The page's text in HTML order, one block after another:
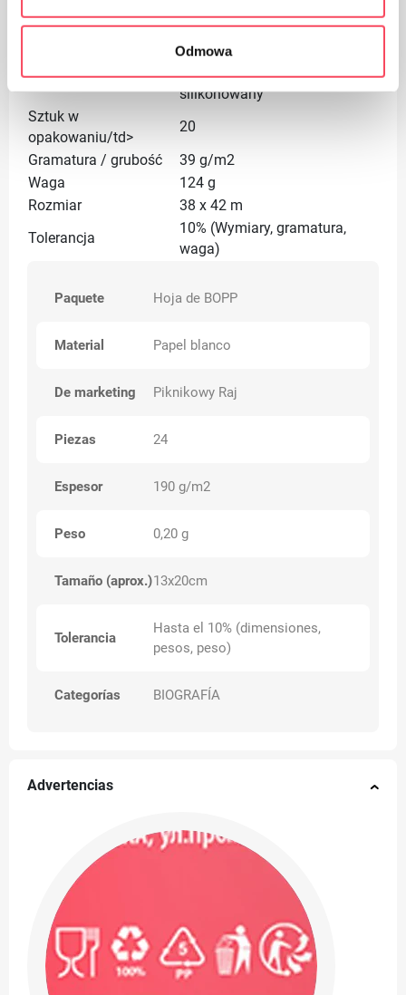
Odmowa
Premium
Materiał
Papier obustronnie
silikonowany
Sztuk w
opakowaniu/td>
20
Gramatura / grubość
39 g/m2
Waga
124 g
Rozmiar
38 x 42 m
Tolerancja
10% (Wymiary, gramatura,
waga)
Paquete Hoja de BOPP
Material Papel blanco
De marketing Piknikowy Raj
Piezas 24
Espesor 190 g/m2
Peso 0,20 g
Tamaño (aprox.)13x20cm
Tolerancia
Hasta el 10% (dimensiones,
pesos, peso)
Categorías BIOGRAFÍA
Advertencias